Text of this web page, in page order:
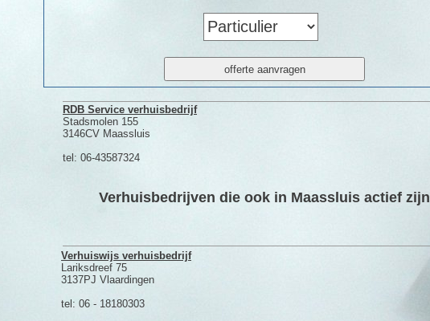
RDB Service verhuisbedrijf
Stadsmolen 155
3146CV Maassluis
tel: 06-43587324
Verhuisbedrijven die ook in Maassluis actief zijn
Verhuiswijs verhuisbedrijf
Lariksdreef 75
3137PJ Vlaardingen
tel: 06 - 18180303